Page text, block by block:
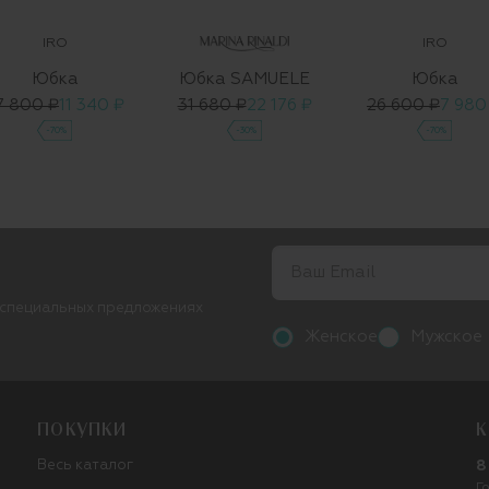
IRO
Юбка
800 ₽11 340 ₽
-70%
Юбка SAMUELE
31 680 ₽ 22 176 ₽
-30%
IRO
Юбка
26 600 ₽7 980
-70%
ПОКУПКИ
Весь каталог 8